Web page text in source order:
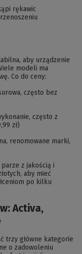
rękawic
aby urządzenie
modeli ma
Co do ceny:
często bez
często z
zł)
renomowane marki,
z jakością i
aby mieć
po kilku
Activa,
trzy główne kategorie
o zadowoleniu